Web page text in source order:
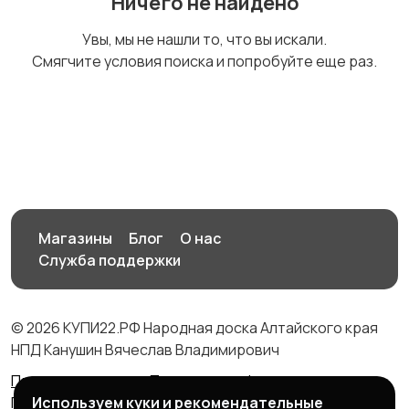
Увы, мы не нашли то, что вы искали.
Смягчите условия поиска и попробуйте еще раз.
Магазины Блог
О нас
Служба поддержки
© 2026 КУПИ22.РФ Народная доска Алтайского края
НПД Канушин Вячеслав Владимирович
Правила сервиса
Политика конфиденциальности
Политика использования cookie
Используем куки и рекомендательные